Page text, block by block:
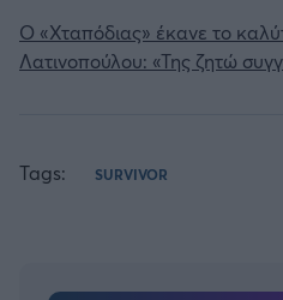
O «Χταπόδιας» έκανε το
Λατινοπούλου: «Της ζητώ
Tags: SURVIVOR